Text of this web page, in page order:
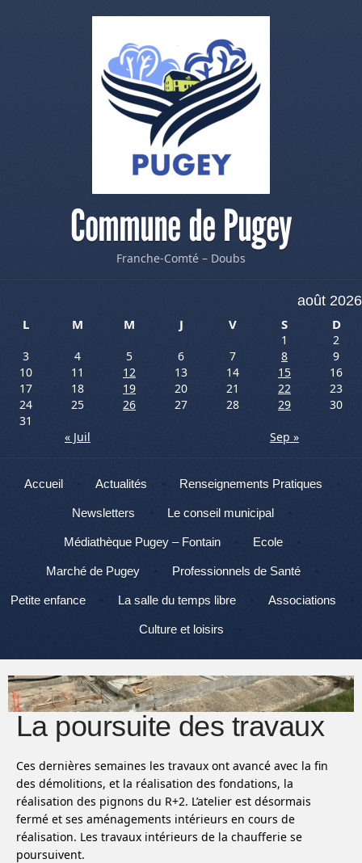
Commune de Pugey
Franche-Comté – Doubs
août 2026
L
M M J V S D
1
2
3
4 5 6 7 8
9
10
11 12 13 14 15
16
17
18 19 20 21 22
23
24
25 26 27 28 29
30
31
« Juil
Sep »
Menu
Aller au contenu
Accueil Actualités Renseignements Pratiques
Newsletters Le conseil municipal
Médiathèque Pugey – Fontain Ecole
Marché de Pugey Professionnels de Santé
Petite enfance La salle du temps libre Associations
Culture et loisirs
La poursuite des travaux
Ces dernières semaines les travaux ont avancé avec la fin
des démolitions, et la réalisation des fondations, la
réalisation des pignons du R+2. L’atelier est désormais
fermé et ses aménagements intérieurs en cours de
réalisation. Les travaux intérieurs de la chaufferie se
poursuivent.